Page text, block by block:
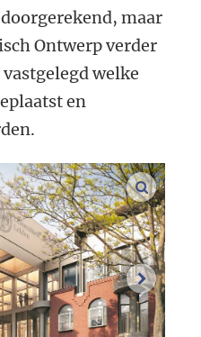
maar
Ontwerp verder
welke
en